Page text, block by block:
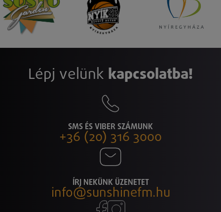
Lépj velünk kapcsolatba!
SMS ÉS VIBER SZÁMUNK
+36 (20) 316 3000
ÍRJ NEKÜNK ÜZENETET
info@sunshinefm.hu